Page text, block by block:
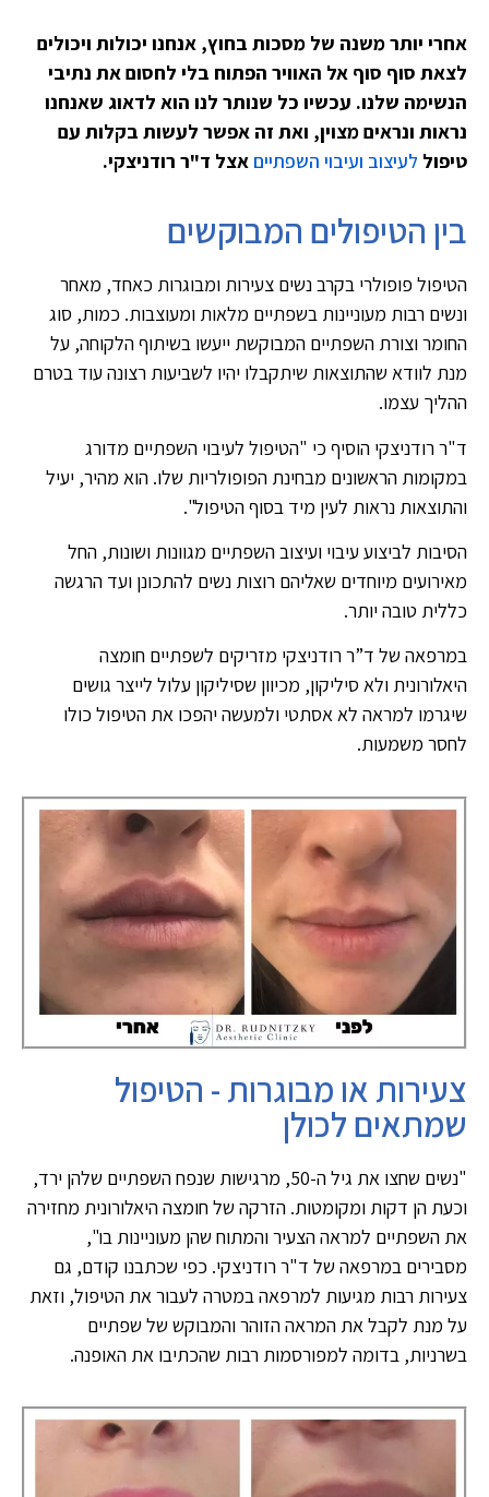
אחרי יותר משנה של מסכות בחוץ, אנחנו יכולות ויכולים
לצאת סוף סוף אל האוויר הפתוח בלי לחסום את נתיבי
הנשימה שלנו. עכשיו כל שנותר לנו הוא לדאוג שאנחנו
נראות ונראים מצוין, ואת זה אפשר לעשות בקלות עם
טיפול לעיצוב ועיבוי השפתיים אצל ד"ר רודניצקי.
בין הטיפולים המבוקשים
הטיפול פופולרי בקרב נשים צעירות ומבוגרות כאחד, מאחר
ונשים רבות מעוניינות בשפתיים מלאות ומעוצבות. כמות, סוג
החומר וצורת השפתיים המבוקשת ייעשו בשיתוף הלקוחה, על
מנת לוודא שהתוצאות שיתקבלו יהיו לשביעות רצונה עוד בטרם
ההליך עצמו.
ד"ר רודניצקי הוסיף כי "הטיפול לעיבוי השפתיים מדורג
במקומות הראשונים מבחינת הפופולריות שלו. הוא מהיר, יעיל
והתוצאות נראות לעין מיד בסוף הטיפול".
הסיבות לביצוע עיבוי ועיצוב השפתיים מגוונות ושונות, החל
מאירועים מיוחדים שאליהם רוצות נשים להתכונן ועד הרגשה
כללית טובה יותר.
במרפאה של ד”ר רודניצקי מזריקים לשפתיים חומצה
היאלורונית ולא סיליקון, מכיוון שסיליקון עלול לייצר גושים
שיגרמו למראה לא אסתטי ולמעשה יהפכו את הטיפול כולו
לחסר משמעות.
צעירות או מבוגרות - הטיפול
שמתאים לכולן
"נשים שחצו את גיל ה-50, מרגישות שנפח השפתיים שלהן ירד,
וכעת הן דקות ומקומטות. הזרקה של חומצה היאלורונית מחזירה
את השפתיים למראה הצעיר והמתוח שהן מעוניינות בו",
מסבירים במרפאה של ד"ר רודניצקי. כפי שכתבנו קודם, גם
צעירות רבות מגיעות למרפאה במטרה לעבור את הטיפול, וזאת
על מנת לקבל את המראה הזוהר והמבוקש של שפתיים
בשרניות, בדומה למפורסמות רבות שהכתיבו את האופנה.